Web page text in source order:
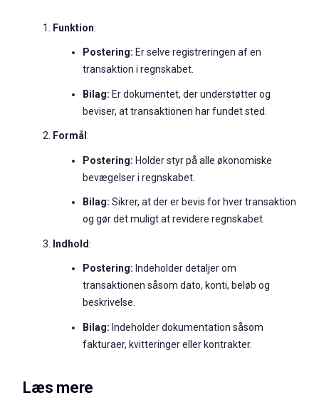
Funktion:
Postering: Er selve registreringen af en
transaktion i regnskabet.
Bilag: Er dokumentet, der understøtter og
beviser, at transaktionen har fundet sted.
Formål :
Postering: Holder styr på alle økonomiske
bevægelser i regnskabet.
Bilag: Sikrer, at der er bevis for hver transaktion
og gør det muligt at revidere regnskabet.
Indhold:
Postering: Indeholder detaljer om
transaktionen såsom dato, konti, beløb og
beskrivelse.
Bilag: Indeholder dokumentation såsom
fakturaer, kvitteringer eller kontrakter.
Læs mere